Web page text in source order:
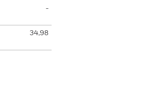
-
34,98